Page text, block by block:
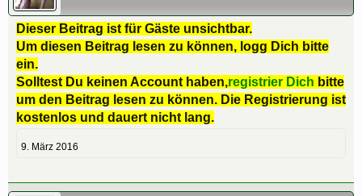
Dieser Beitrag ist für Gäste unsichtbar.
Um diesen Beitrag lesen zu können, logg Dich bitte
ein.
Solltest Du keinen Account haben,registrier Dich bitte
um den Beitrag lesen zu können. Die Registrierung ist
kostenlos und dauert nicht lang.
9. März 2016